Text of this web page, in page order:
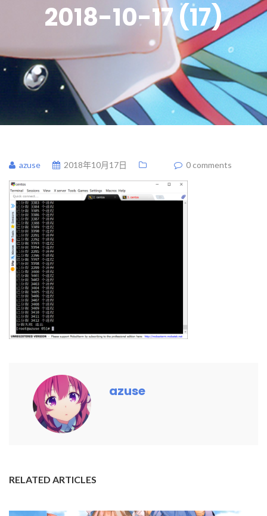
2018-10-17 (17)
azuse 2018年10月17日 0 comments
azuse
RELATED ARTICLES